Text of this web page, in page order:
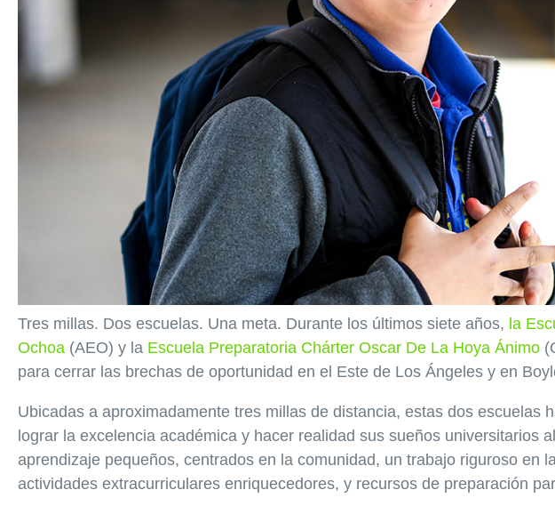
Tres millas. Dos escuelas. Una meta. Durante los últimos siete años, la
Ochoa (AEO) y la Escuela Preparatoria Chárter Oscar De La Hoya Ánimo
para cerrar las brechas de oportunidad en el Este de Los Ángeles y en
Ubicadas a aproximadamente tres millas de distancia, estas dos escuelas
lograr la excelencia académica y hacer realidad sus sueños universitarios
aprendizaje pequeños, centrados en la comunidad, un trabajo riguroso en
actividades extracurriculares enriquecedores, y recursos de preparación